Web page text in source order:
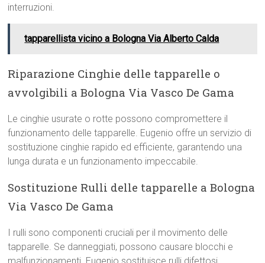
interruzioni.
tapparellista vicino a Bologna Via Alberto Calda
Riparazione Cinghie delle tapparelle o
avvolgibili a Bologna Via Vasco De Gama
Le cinghie usurate o rotte possono compromettere il
funzionamento delle tapparelle. Eugenio offre un servizio di
sostituzione cinghie rapido ed efficiente, garantendo una
lunga durata e un funzionamento impeccabile.
Sostituzione Rulli delle tapparelle a Bologna
Via Vasco De Gama
I rulli sono componenti cruciali per il movimento delle
tapparelle. Se danneggiati, possono causare blocchi e